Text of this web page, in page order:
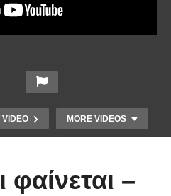
VIDEO MORE VIDEOS
φαίνεται –